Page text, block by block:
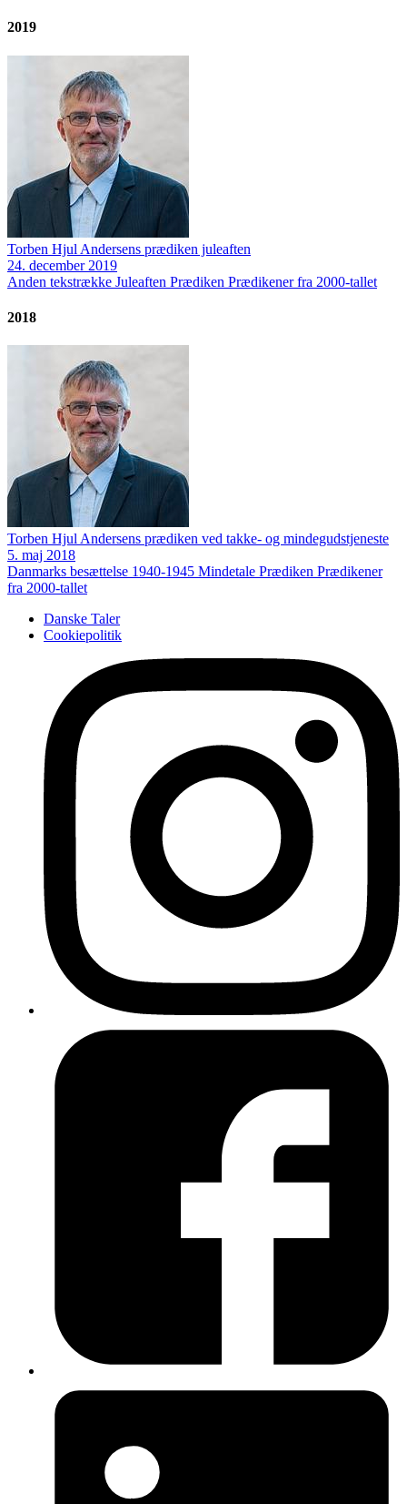
2019
Torben Hjul Andersens prædiken juleaften
24. december 2019
Anden tekstrække Juleaften Prædiken Prædikener fra 2000-tallet
2018
Torben Hjul Andersens prædiken ved takke- og mindegudstjeneste
5. maj 2018
Danmarks besættelse 1940-1945 Mindetale Prædiken Prædikener
fra 2000-tallet
Danske Taler
Cookiepolitik